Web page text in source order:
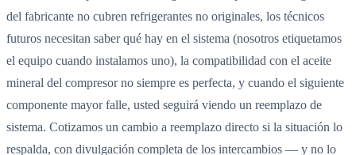
del fabricante no cubren refrigerantes no originales, los técnicos
futuros necesitan saber qué hay en el sistema (nosotros etiquetamos
el equipo cuando instalamos uno), la compatibilidad con el aceite
mineral del compresor no siempre es perfecta, y cuando el siguiente
componente mayor falle, usted seguirá viendo un reemplazo de
sistema. Cotizamos un cambio a reemplazo directo si la situación lo
respalda, con divulgación completa de los intercambios — y no lo